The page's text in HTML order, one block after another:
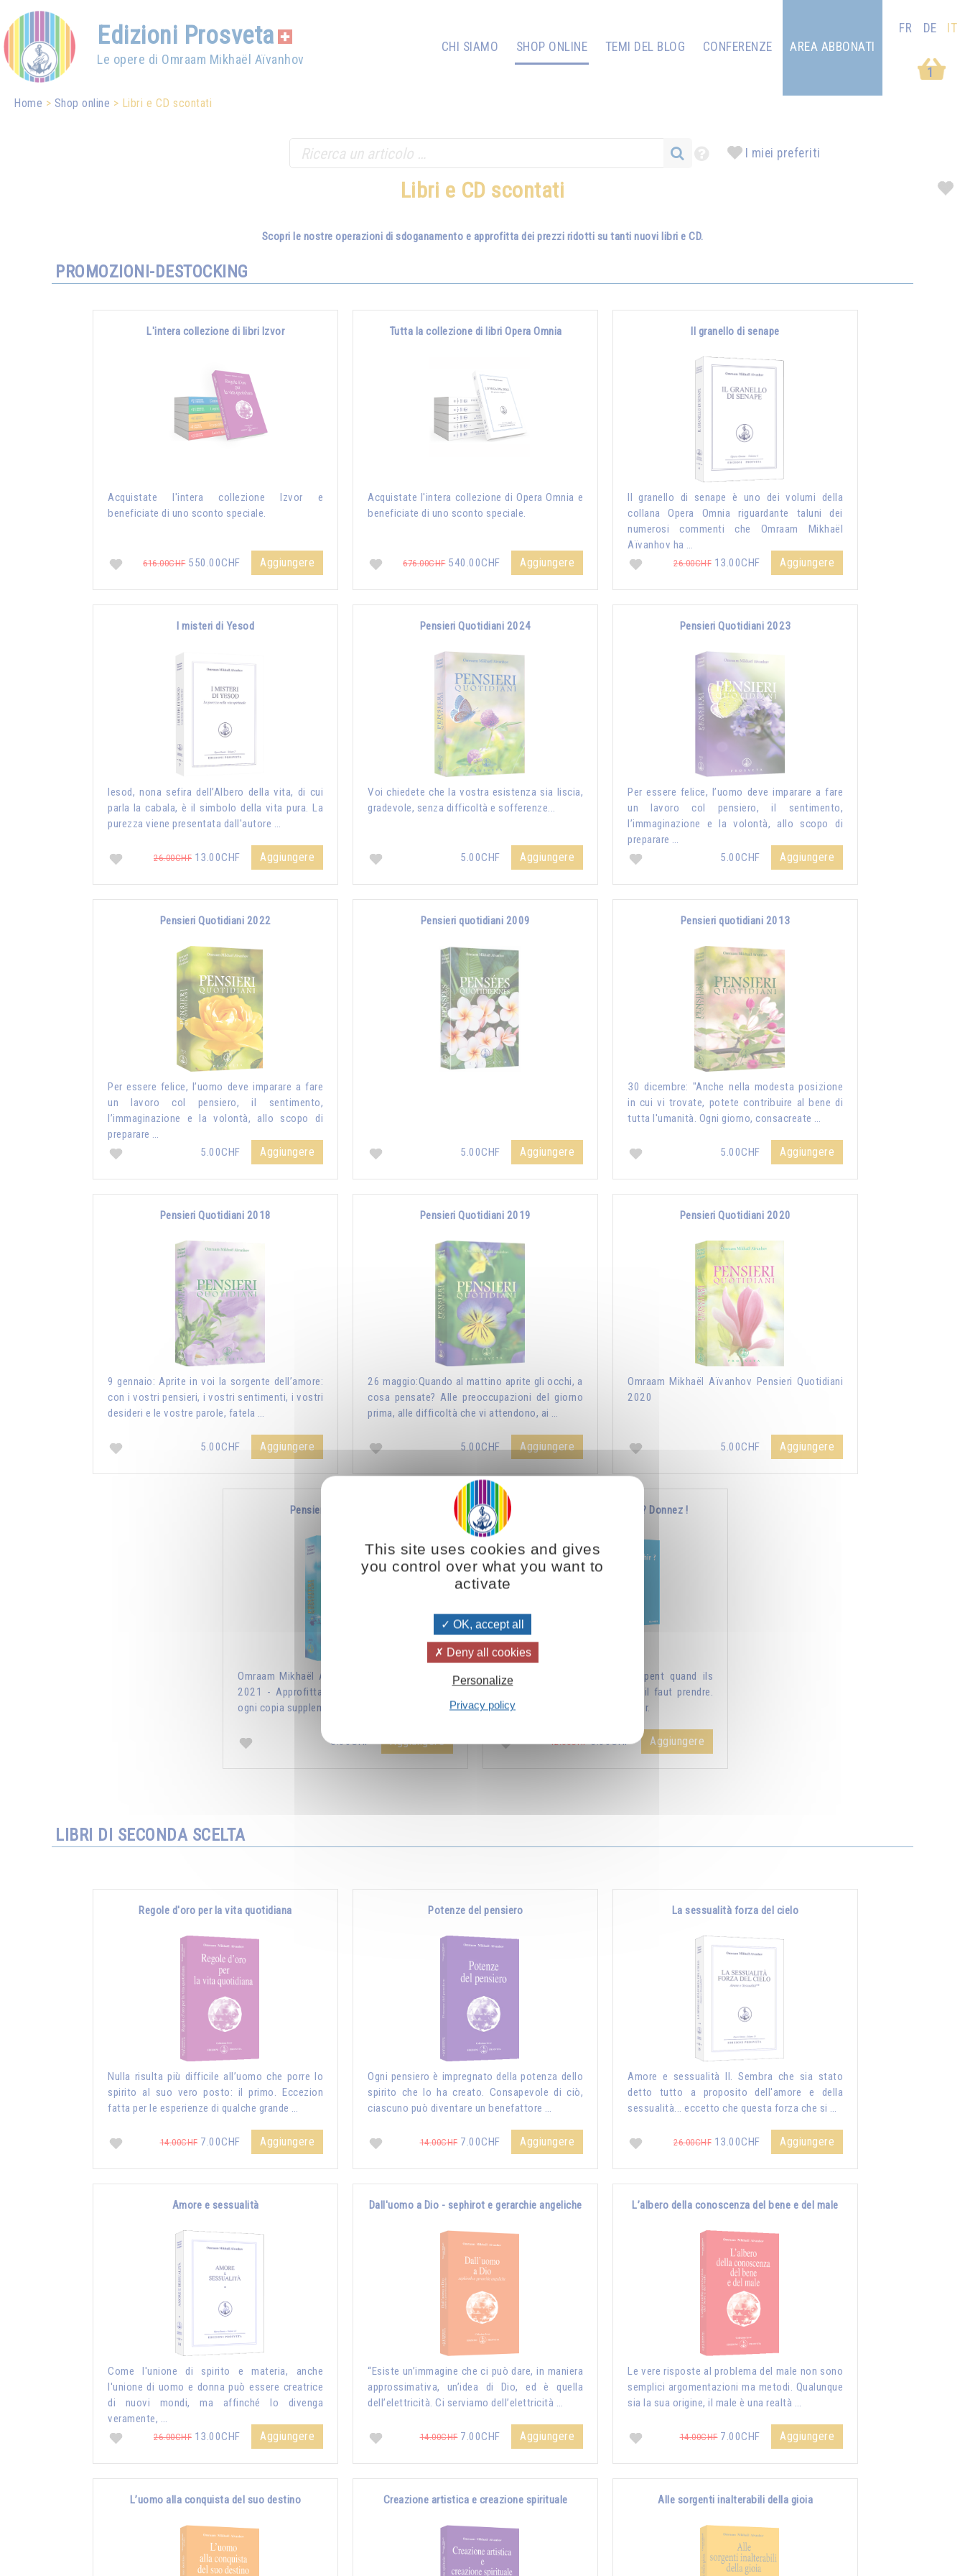
Edizioni Prosveta
Le opere di Omraam Mikhaël Aïvanhov
CHI SIAMO SHOP ONLINE TEMI DEL BLOG
CONFERENZE
1
AREA ABBONATI
FR DE IT
Home Shop online Libri e CD scontati
I miei preferiti
Libri e CD scontati
Scopri le nostre operazioni di sdoganamento e approfitta dei prezzi ridotti su tanti nuovi libri e CD.
PROMOZIONI-DESTOCKING
L'intera collezione di libri Izvor
Acquistate l'intera collezione Izvor e
beneficiate di uno sconto speciale.
616.00CHF550.00CHF Aggiungere
Tutta la collezione di libri Opera Omnia
Acquistate l'intera collezione di Opera Omnia e
beneficiate di uno sconto speciale.
676.00CHF540.00CHF Aggiungere
Il granello di senape
Il granello di senape è uno dei volumi della
collana Opera Omnia riguardante taluni dei
numerosi commenti che Omraam Mikhaël
Aïvanhov ha …
26.00CHF 13.00CHF Aggiungere
I misteri di Yesod
Iesod, nona sefira dell’Albero della vita, di cui
parla la cabala, è il simbolo della vita pura. La
purezza viene presentata dall'autore …
26.00CHF 13.00CHF Aggiungere
Pensieri Quotidiani 2024
Voi chiedete che la vostra esistenza sia liscia,
gradevole, senza difficoltà e sofferenze...
5.00CHF Aggiungere
Pensieri Quotidiani 2023
Per essere felice, l’uomo deve imparare a fare
un lavoro col pensiero, il sentimento,
l’immaginazione e la volontà, allo scopo di
preparare …
5.00CHF
Aggiungere
Pensieri Quotidiani 2022
Per essere felice, l’uomo deve imparare a fare
un lavoro col pensiero, il sentimento,
l’immaginazione e la volontà, allo scopo di
preparare …
5.00CHF
Aggiungere
Pensieri quotidiani 2009
5.00CHF Aggiungere
Pensieri quotidiani 2013
30 dicembre: "Anche nella modesta posizione
in cui vi trovate, potete contribuire al bene di
tutta l'umanità. Ogni giorno, consacreate …
5.00CHF Aggiungere
Pensieri Quotidiani 2018
9 gennaio: Aprite in voi la sorgente dell’amore:
con i vostri pensieri, i vostri sentimenti, i vostri
desideri e le vostre parole, fatela …
5.00CHF Aggiungere
Pensieri Quotidiani 2019
26 maggio:Quando al mattino aprite gli occhi, a
cosa pensate? Alle preoccupazioni del giorno
prima, alle difficoltà che vi attendono, ai …
5.00CHF Aggiungere
Pensieri Quotidiani 2020
Omraam Mikhaël Aïvanhov Pensieri Quotidiani
2020
5.00CHF Aggiungere
Pensieri Quotidiani 2021
Omraam Mikhaël Aïvanhov Pensieri Quotidiani
2021 - Approfitta dello sconto di 2 CHF per
ogni copia supplementare aggiunta all'ordine !
5.00CHF Aggiungere
Vous voulez vous enrichir ? Donnez !
Combien les humains se trompent quand ils
s’imaginent que pour s’enrichir il faut prendre.
Non, pour s’enrichir, il faut donner.
12.00CHF5.00CHF Aggiungere
LIBRI DI SECONDA SCELTA
Regole d'oro per la vita quotidiana
Nulla risulta più difficile all’uomo che porre lo
spirito al suo vero posto: il primo. Eccezion
fatta per le esperienze di qualche grande …
14.00CHF7.00CHF Aggiungere
Potenze del pensiero
Ogni pensiero è impregnato della potenza dello
spirito che lo ha creato. Consapevole di ciò,
ciascuno può diventare un benefattore …
14.00CHF7.00CHF Aggiungere
La sessualità forza del cielo
Amore e sessualità II. Sembra che sia stato
detto tutto a proposito dell'amore e della
sessualità... eccetto che questa forza che si …
26.00CHF 13.00CHF Aggiungere
Amore e sessualità
Come l'unione di spirito e materia, anche
l'unione di uomo e donna può essere creatrice
di nuovi mondi, ma affinché lo divenga
veramente, …
26.00CHF 13.00CHF Aggiungere
Dall'uomo a Dio - sephirot e gerarchie angeliche
“Esiste un’immagine che ci può dare, in maniera
approssimativa, un’idea di Dio, ed è quella
dell’elettricità. Ci serviamo dell’elettricità …
14.00CHF7.00CHF Aggiungere
L’albero della conoscenza del bene e del male
Le vere risposte al problema del male non sono
semplici argomentazioni ma metodi. Qualunque
sia la sua origine, il male è una realtà …
14.00CHF7.00CHF Aggiungere
L’uomo alla conquista del suo destino Creazione artistica e creazione spirituale Alle sorgenti inalterabili della gioia
This site uses cookies and gives
you control over what you want to
activate
OK, accept all
Deny all cookies
Personalize
Privacy policy